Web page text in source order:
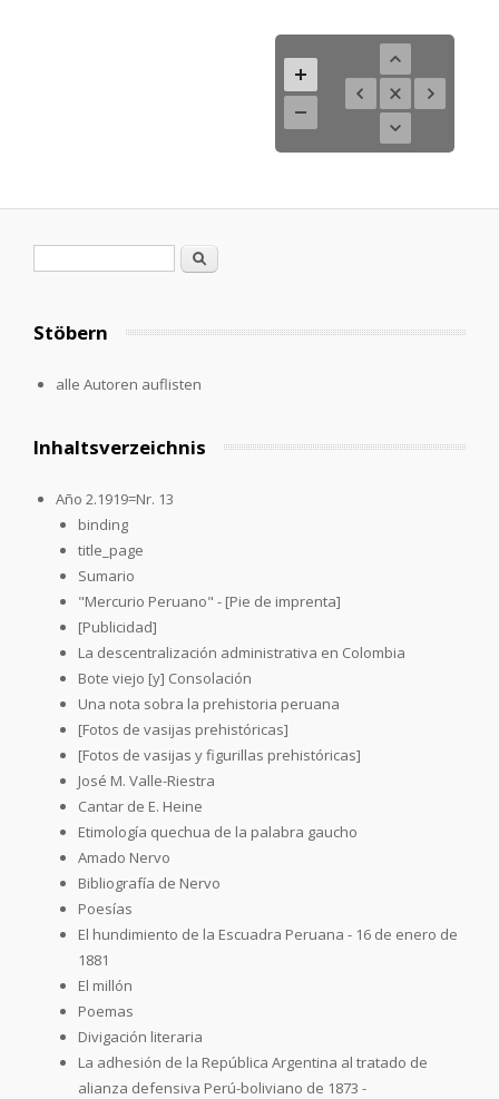
Search
Stöbern
alle Autoren auflisten
Inhaltsverzeichnis
Año 2.1919=Nr. 13
binding
title_page
Sumario
"Mercurio Peruano" - [Pie de imprenta]
[Publicidad]
La descentralización administrativa en Colombia
Bote viejo [y] Consolación
Una nota sobra la prehistoria peruana
[Fotos de vasijas prehistóricas]
[Fotos de vasijas y figurillas prehistóricas]
José M. Valle-Riestra
Cantar de E. Heine
Etimología quechua de la palabra gaucho
Amado Nervo
Bibliografía de Nervo
Poesías
El hundimiento de la Escuadra Peruana - 16 de enero de
1881
El millón
Poemas
Divigación literaria
La adhesión de la República Argentina al tratado de
alianza defensiva Perú-boliviano de 1873 -